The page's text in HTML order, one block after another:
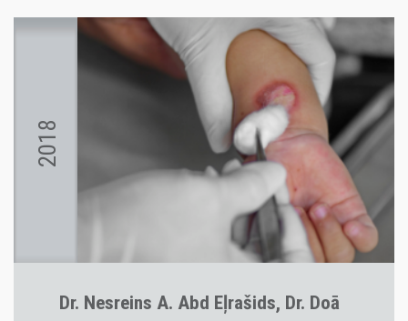
2018
Dr. Nesreins A. Abd Eļrašids, Dr. Doā